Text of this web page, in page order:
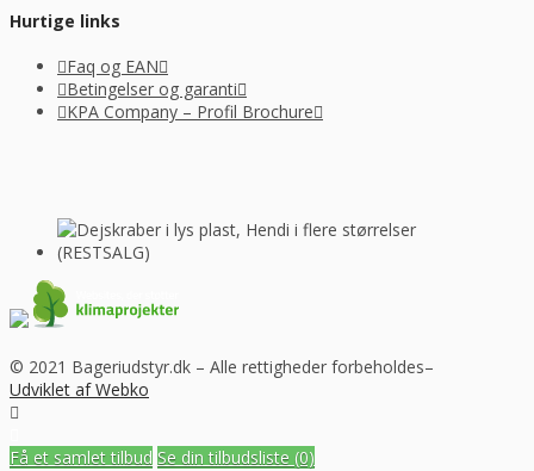
Hurtige links
Faq og EAN
Betingelser og garanti
KPA Company – Profil Brochure
© 2021 Bageriudstyr.dk – Alle rettigheder forbeholdes–
Udviklet af Webko
Få et samlet tilbud Se din tilbudsliste (0)